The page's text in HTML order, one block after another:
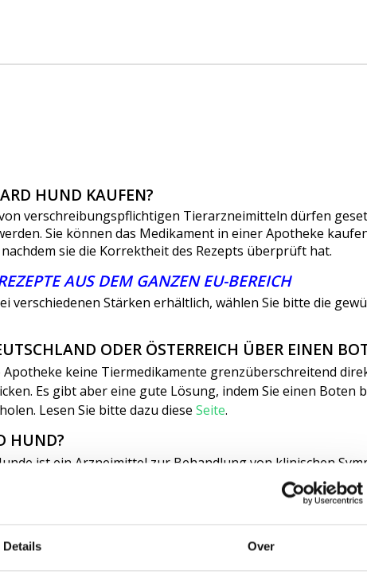
Details Over
HUND KAUFEN?
verschreibungspflichtigen Tierarzneimitteln dürfen
Sie können das Medikament in einer Apotheke
sie die Korrektheit des Rezepts überprüft hat.
AUS DEM GANZEN EU-BEREICH
verschiedenen Stärken erhältlich, wählen Sie bitte die
ODER ÖSTERREICH ÜBER EINEN
Apotheke keine Tiermedikamente grenzüberschreitend
Es gibt aber eine gute Lösung, indem Sie einen Boten
Lesen Sie bitte dazu dieseSeite.
HUND?
ist ein Arzneimittel zur Behandlung von klinischen
und Ergüssen, im Zusammenhang mit
ist Torasemid. Diese Substanz bewirkt, dass
Schwellungen zurückgehen.